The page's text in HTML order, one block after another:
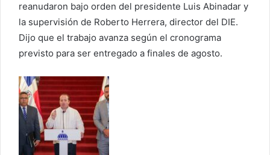
reanudaron bajo orden del presidente Luis Abinadar y
la supervisión de Roberto Herrera, director del DIE.
Dijo que el trabajo avanza según el cronograma
previsto para ser entregado a finales de agosto.